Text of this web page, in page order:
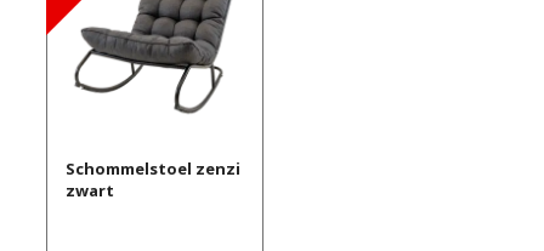
Schommelstoel zenzi
zwart